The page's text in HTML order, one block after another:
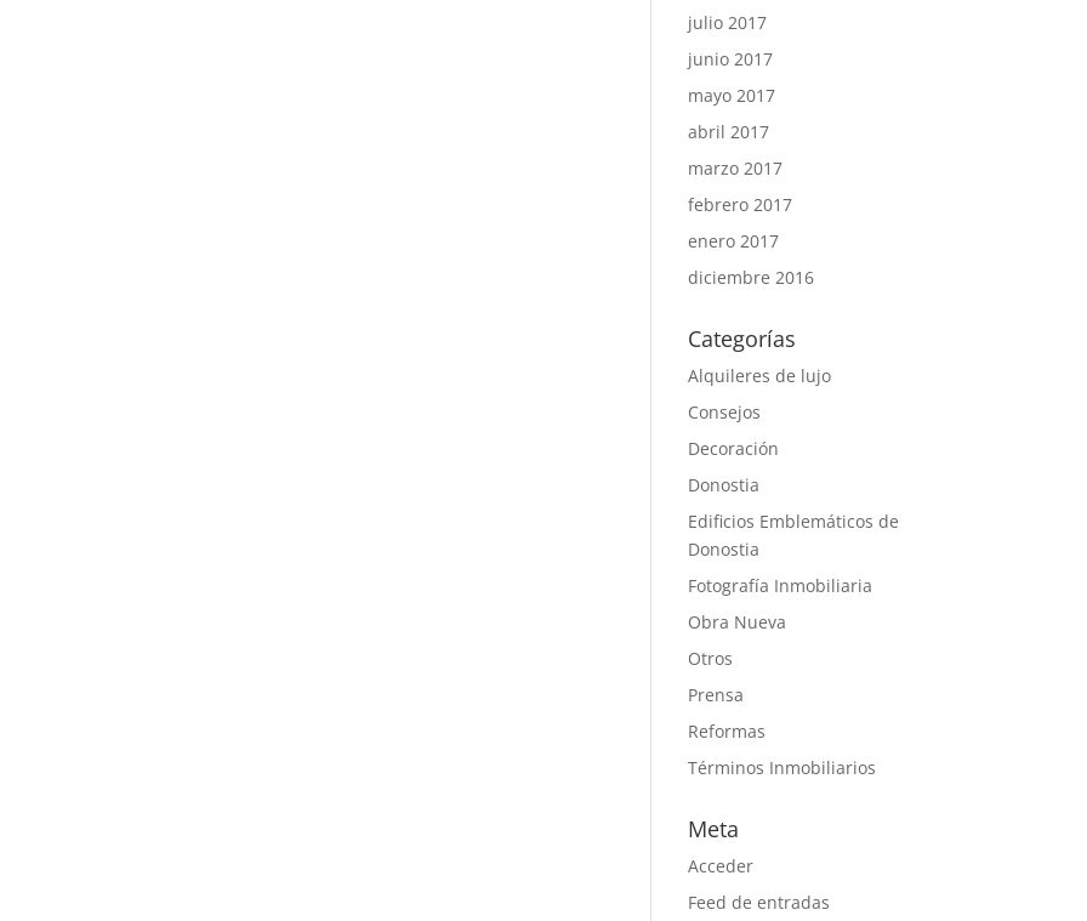
julio 2017
junio 2017
mayo 2017
abril 2017
marzo 2017
febrero 2017
enero 2017
diciembre 2016
Categorías
Alquileres de lujo
Consejos
Decoración
Donostia
Edificios Emblemáticos de
Donostia
Fotografía Inmobiliaria
Obra Nueva
Otros
Prensa
Reformas
Términos Inmobiliarios
Meta
Acceder
Feed de entradas